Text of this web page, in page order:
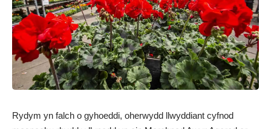
Rydym yn falch o gyhoeddi, oherwydd llwyddiant cyfnod